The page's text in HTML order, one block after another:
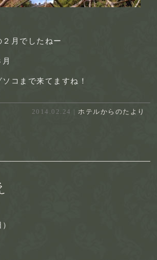
月でしたねー
コまで来てますね！
2014.02.24 | ホテルからのたより